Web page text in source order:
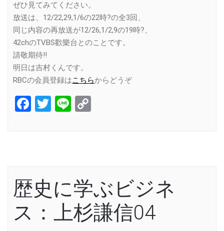
ぜひ見てみてください。
放送は、12/22,29,1/6の22時?の全3回、
同じ内容の再放送が12/26,1/2,9の19時?、
42chのTVBS歡樂台とのことです。
請敬期待!!
明日は吉村くんです。
RBCの会員登録はこちらからどうぞ
Facebook
Twitter
Line
歴史に学ぶビジネ
ス：上杉謙信04